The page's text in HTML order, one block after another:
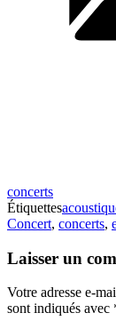
concerts
Étiquettes
Concert, concerts,
Laisser un
Votre adresse e-
sont indiqués avec